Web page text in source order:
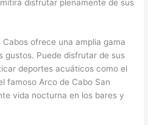
disfrutar plenamente de sus
ofrece una amplia gama
gustos. Puede disfrutar de sus
deportes acuáticos como el
famoso Arco de Cabo San
vida nocturna en los bares y